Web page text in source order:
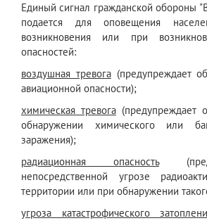
Единый сигнал гражданской
подается для оповещения
возникновения или при
опасностей:
воздушная тревога(предупреждает
авиационной опасности);
химическая тревога(предупреждает
обнаружении химического или
заражения);
радиационная опасность
непосредственной угрозе
территории или при обнаружении
угроза катастрофического